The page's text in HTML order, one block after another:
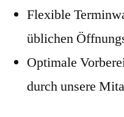
Flexible
üblichen
Optimale
durch unsere